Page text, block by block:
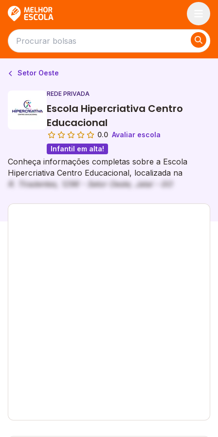
Setor Oeste
REDE PRIVADA
Escola Hipercriativa Centro
Educacional
0.0 Avaliar escola
Infantil em alta!
Conheça informações completas sobre a Escola
Hipercriativa Centro Educacional, localizada na
R. Tiradentes, 1296 - Setor Oeste, Jataí - GO